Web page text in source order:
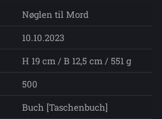
Nøglen til Mord
10.10.2023
H 19 cm / B 12,5 cm / 551 g
500
Buch [Taschenbuch]